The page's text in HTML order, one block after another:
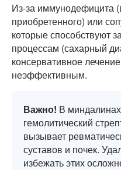
Из-за иммунодефицита
приобретенного) или
которые способствуют
процессам (сахарный
консервативное
неэффективным.
Важно! В
гемолитический
вызывает
суставов и почек.
избежать этих